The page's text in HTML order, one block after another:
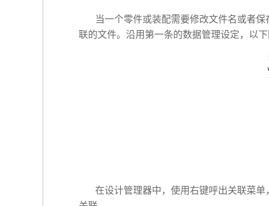
当一个零件或装配需要修改文件名或者
联的文件。沿用第一条的数据管理设定，以
在设计管理器中，使用右键呼出关联菜